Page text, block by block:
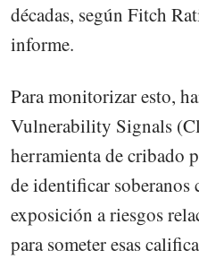
décadas, según Fitch
informe.
Para monitorizar esto,
Vulnerability Signals
herramienta de cribado
de identificar soberanos
exposición a riesgos
para someter esas